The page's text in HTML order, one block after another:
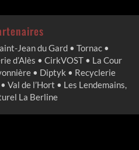
Jean du Gard • Tornac •
d’Alès • CirkVOST • La Cour
• Diptyk • Recyclerie
Val de l’Hort • Les Lendemains,
La Berline